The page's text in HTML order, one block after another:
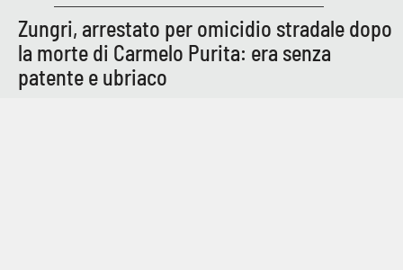
Zungri, arrestato per omicidio stradale dopo
la morte di Carmelo Purita: era senza
patente e ubriaco